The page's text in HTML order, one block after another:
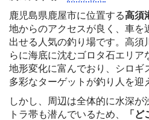
鹿児島県鹿屋市に位置する高須
地からのアクセスが良く、車を
出せる人気の釣り場です。高須
らに海底に沈むゴロタ石エリア
地形変化に富んでおり、シロギ
多彩なターゲットが釣り人を迎
しかし、周辺は全体的に水深が
トラ帯も潜んでいるため、
「